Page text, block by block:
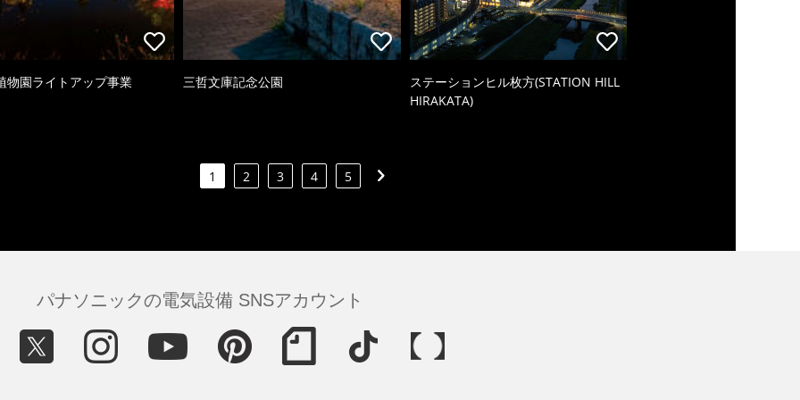
物園ライトアップ事業 三哲文庫記念公園
ステーションヒル枚方(STATION HILL
HIRAKATA)
1 2 3 4 5
パナソニックの電気設備 SNSアカウント